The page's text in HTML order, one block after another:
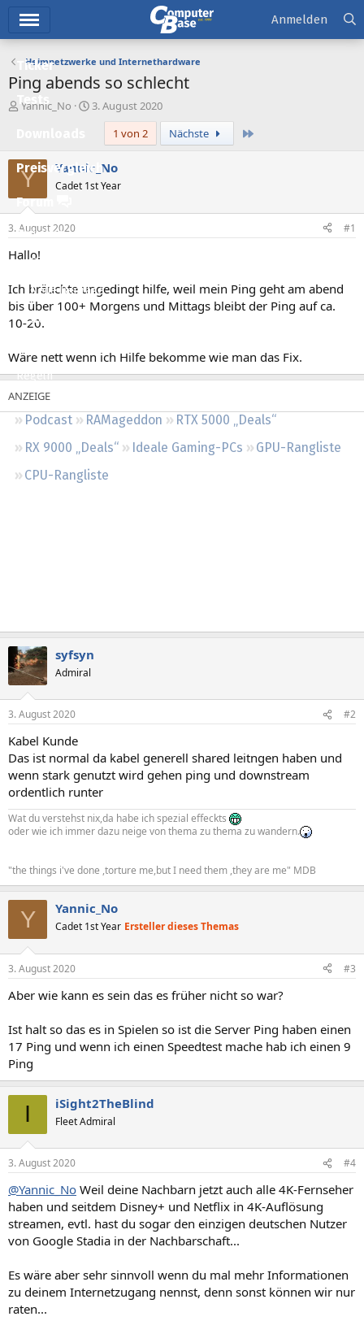
Ticker
Tests
Preisvergleich
Forum
Aktuelles
Empfohlene Inhalte
Neue Beiträge
Neueste Aktivitäten
Regeln
Podcast RAMageddon
RTX 5000 „Deals“
RX 9000 „Deals“
Ideale Gaming-PCs
GPU-Rangliste
CPU-Rangliste
Anmelden
Heimnetzwerke und Internethardware
Ping abends so schlecht
E
e
l
e
r
Yannic_No
E
e
l
m
3. August 2020
1 von 2
Nächste
Y Yannic_No
Cadet 1st Year
3. August 2020 #1
Hallo!
Ich bräuchte ungedingt hilfe, weil mein Ping geht am abend
bis über 100+ Morgens und Mittags bleibt der Ping auf ca.
10-20.
Wäre nett wenn ich Hilfe bekomme wie man das Fix.
syfsyn
Admiral
3. August 2020 #2
Kabel Kunde
Das ist normal da kabel generell shared leitngen haben und
wenn stark genutzt wird gehen ping und downstream
ordentlich runter
Wat du verstehst nix,da habe ich spezial effeckts
oder wie ich immer dazu neige von thema zu thema zu wandern.
"the things i've done ,torture me,but I need them ,they are me" MDB
Y Yannic_No
Cadet 1st Year Ersteller dieses Themas
3. August 2020 #3
Aber wie kann es sein das es früher nicht so war?
Ist halt so das es in Spielen so ist die Server Ping haben einen
17 Ping und wenn ich einen Speedtest mache hab ich einen 9
Ping
I iSight2TheBlind
Fleet Admiral
3. August 2020 #4
@Yannic_No Weil deine Nachbarn jetzt auch alle 4K-Fernseher
haben und seitdem Disney+ und Netflix in 4K-Auflösung
streamen, evtl. hast du sogar den einzigen deutschen Nutzer
von Google Stadia in der Nachbarschaft...
Es wäre aber sehr sinnvoll wenn du mal mehr Informationen
zu deinem Internetzugang nennst, denn sonst können wir nur
raten...